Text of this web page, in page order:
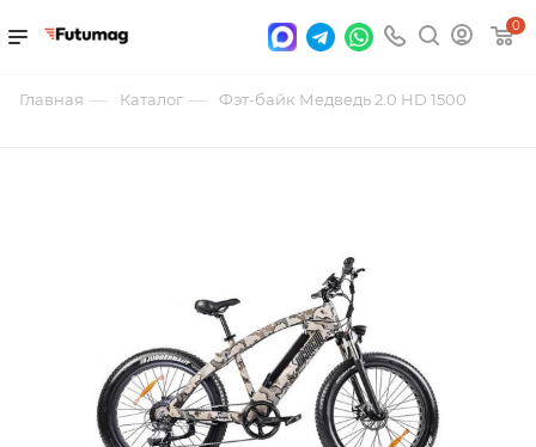
0
Главная — Каталог — Фэт-байк Медведь 2.0 HD 1500